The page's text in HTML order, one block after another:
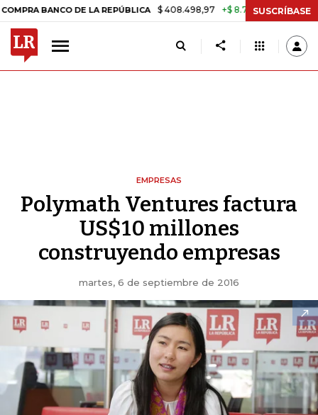
BANCO DE LA REPÚBLICA $ 408.498,97 +$ 8.753,81 +2,19% TASA
SUSCRÍBASE
EMPRESAS
Polymath Ventures factura
US$10 millones
construyendo empresas
martes, 6 de septiembre de 2016